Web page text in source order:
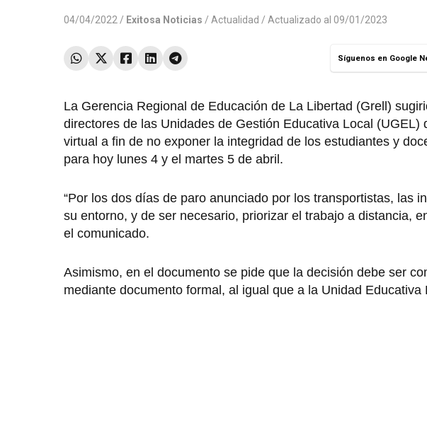
04/04/2022 / Exitosa Noticias / Actualidad / Actualizado al 09/01/2023
Síguenos en Google
La Gerencia Regional de Educación de La Libertad (Grell)
directores de las Unidades de Gestión Educativa Local
virtual a fin de no exponer la integridad de los estudiantes y
para hoy lunes 4 y el martes 5 de abril.
“Por los dos días de paro anunciado por los transportistas, las
su entorno, y de ser necesario, priorizar el trabajo a distancia,
el comunicado.
Asimismo, en el documento se pide que la decisión debe ser
mediante documento formal, al igual que a la Unidad